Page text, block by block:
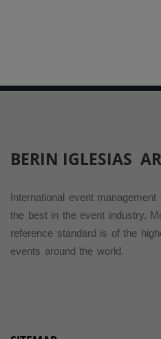
BERIN IGLESIAS
International event
the best in the event industry.
reference standard is of the
events around the world.